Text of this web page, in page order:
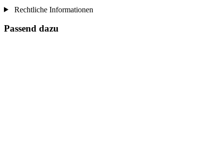
Rechtliche Informationen
Passend dazu